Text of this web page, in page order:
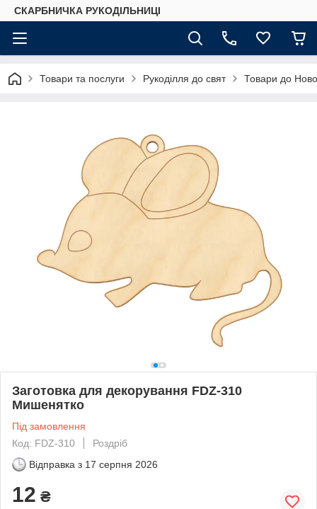
СКАРБНИЧКА РУКОДІЛЬНИЦІ
Товари та послуги Рукоділля до свят Товари до
Заготовка для декорування FDZ-310
Мишенятко
Під замовлення
Код: FDZ-310
Роздріб
Відправка з 17 серпня 2026
12 ₴